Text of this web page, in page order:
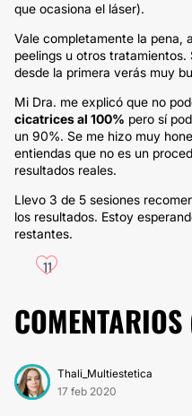
que ocasiona el láser).
Vale completamente la pena,
peelings u otros tratamientos.
desde la primera verás muy
Mi Dra. me explicó que no
cicatrices al 100% pero sí
un 90%. Se me hizo muy
entiendas que no es un
resultados reales.
Llevo 3 de 5 sesiones
los resultados. Estoy
restantes.
11
Thali_Multiestetica
17 feb 2020